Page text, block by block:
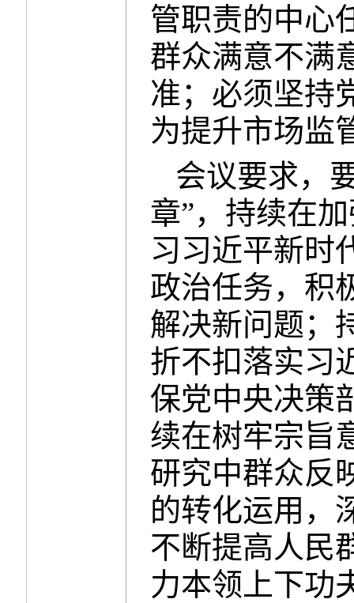
管职责的中心
群众满意不满
准；必须坚持
为提升市场监
会议要求，
章”，持续在
习习近平新时
政治任务，积
解决新问题；
折不扣落实习
保党中央决策
续在树牢宗旨
研究中群众反
的转化运用，
不断提高人民
力本领上下功